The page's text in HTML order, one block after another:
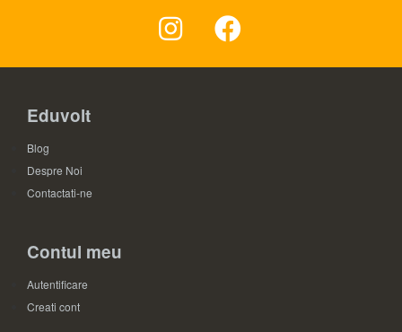
Eduvolt
Blog
Despre Noi
Contactati-ne
Contul meu
Autentificare
Creati cont